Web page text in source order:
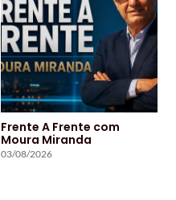
Frente A Frente com
Moura Miranda
03/08/2026